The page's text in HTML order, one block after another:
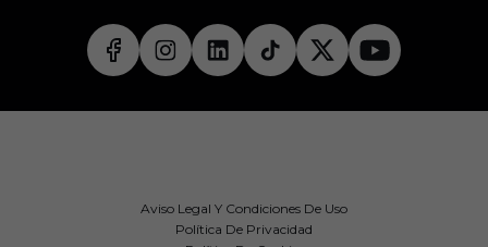
Aviso Legal Y Condiciones De Uso
Política De Privacidad